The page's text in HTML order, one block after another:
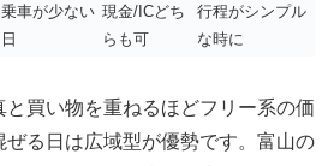
乗車が少ない
日
現金/ICどち
らも可
行程がシンプル
な時に
買い物を重ねるほどフリー系の価
る日は広域型が優勢です。富山の